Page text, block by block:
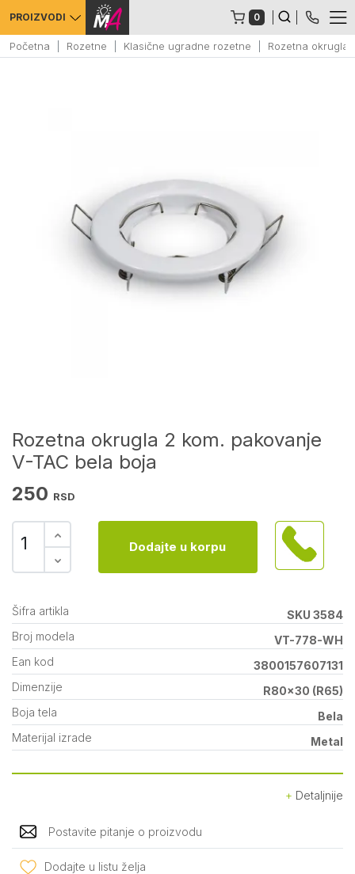
PROIZVODI 0
Početna Rozetne Klasične ugradne rozetne Rozetna okrugla
Rozetna okrugla 2 kom. pakovanje
V-TAC bela boja
250 RSD
Dodajte u korpu
Šifra artikla
SKU 3584
Broj modela
VT-778-WH
Ean kod
3800157607131
Dimenzije
R80x30 (R65)
Boja tela
Bela
Materijal izrade
Metal
Detaljnije
Postavite pitanje o proizvodu
Dodajte u listu želja